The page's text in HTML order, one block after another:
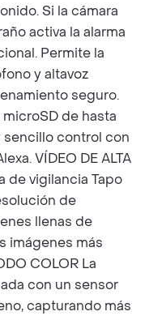
Si la cámara
activa la alarma
Permite la
y altavoz
seguro.
de hasta
sencillo control con
VÍDEO DE ALTA
de vigilancia Tapo
de
llenas de
imágenes más
COLOR La
con un sensor
capturando más